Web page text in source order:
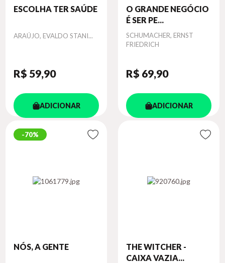
ESCOLHA TER SAÚDE
Autor
ARAÚJO, EVALDO STANI...
R$ 59,90
ADICIONAR
O GRANDE NEGÓCIO
É SER PE...
Autor
SCHUMACHER, ERNST
FRIEDRICH
R$ 69,90
ADICIONAR
70%
NÓS, A GENTE
THE WITCHER -
CAIXA VAZIA...